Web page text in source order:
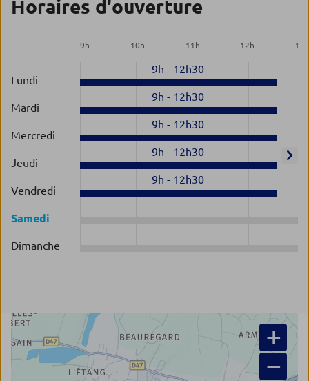
Horaires d'ouverture
9h 10h 11 h 12h 13
Lundi
9h - 12h30
Mardi
9h - 12h30
Mercredi
9h - 12h30
Jeudi
9h - 12h30
Vendredi
9h - 12h30
Samedi
Dimanche
+
−